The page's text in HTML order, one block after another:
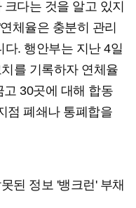
다는 것을 알고 있지
체율은 충분히 관리
. 행안부는 지난 4일
를 기록하자 연체율
30곳에 대해 합동
점 폐쇄나 통폐합을
된 정보 '뱅크런' 부채